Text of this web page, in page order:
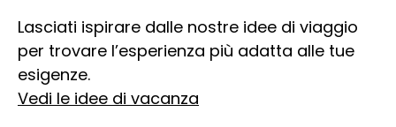
Lasciati ispirare dalle nostre idee di viaggio
per trovare l’esperienza più adatta alle tue
esigenze.
Vedi le idee di vacanza